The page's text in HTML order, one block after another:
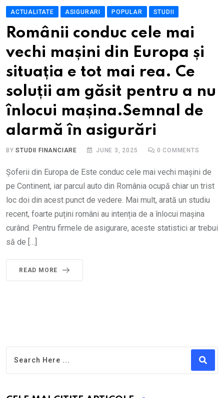
ACTUALITATE ASIGURARI POPULAR STUDII
Românii conduc cele mai
vechi mașini din Europa și
situația e tot mai rea. Ce
soluții am găsit pentru a nu
înlocui mașina.Semnal de
alarmă în asigurări
BYSTUDII FINANCIARE JUNE 3, 2025 0 COMMENTS
Șoferii din Europa de Este conduc cele mai vechi mașini de
pe Continent, iar parcul auto din România ocupă chiar un trist
loc doi din acest punct de vedere. Mai mult, arată un studiu
recent, foarte puțini români au intenția de a înlocui mașina
curând. Pentru firmele de asigurare, aceste statistici ar trebui
să de […]
READ MORE